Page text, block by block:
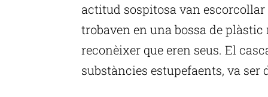
actitud sospitosa van escorcollar
trobaven en una bossa de
reconèixer que eren seus. El
substàncies estupefaents, va ser